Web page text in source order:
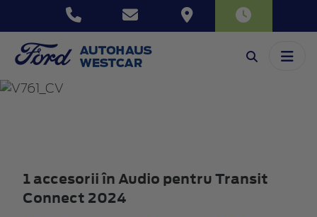
TRANSIT
CONNECT
1 accesorii în Audio pentru Transit
Connect 2024